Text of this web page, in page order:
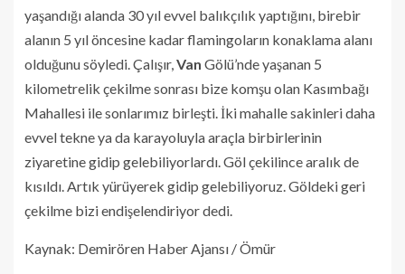
yaşandığı alanda 30 yıl evvel balıkçılık yaptığını, birebir
alanın 5 yıl öncesine kadar flamingoların konaklama alanı
olduğunu söyledi. Çalışır,Van Gölü’nde yaşanan 5
kilometrelik çekilme sonrası bize komşu olan Kasımbağı
Mahallesi ile sonlarımız birleşti. İki mahalle sakinleri daha
evvel tekne ya da karayoluyla araçla birbirlerinin
ziyaretine gidip gelebiliyorlardı. Göl çekilince aralık de
kısıldı. Artık yürüyerek gidip gelebiliyoruz. Göldeki geri
çekilme bizi endişelendiriyor dedi.
Kaynak: Demirören Haber Ajansı / Ömür